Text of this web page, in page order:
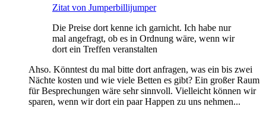
Zitat von Jumperbillijumper
Die Preise dort kenne ich garnicht. Ich habe nur
mal angefragt, ob es in Ordnung wäre, wenn wir
dort ein Treffen veranstalten
Ahso. Könntest du mal bitte dort anfragen, was ein bis zwei
Nächte kosten und wie viele Betten es gibt? Ein großer Raum
für Besprechungen wäre sehr sinnvoll. Vielleicht können wir
sparen, wenn wir dort ein paar Happen zu uns nehmen...